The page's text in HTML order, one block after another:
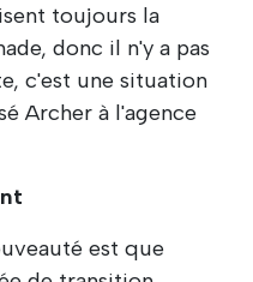
toujours la
donc il n'y a pas
c'est une situation
Archer à l'agence
est que